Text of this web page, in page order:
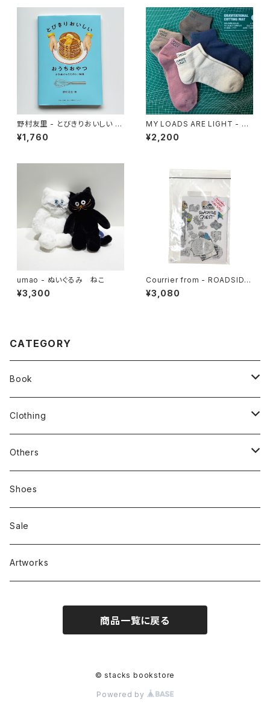
野村友里 - とびきりおいしい お
うちおやつ
¥1,760
MY LOADS ARE LIGHT - Li
ghtness Ankle Socks
¥2,200
umao - ぬいぐるみ ねこ
¥3,300
Courrier from - ROADSIDE
QUEST
¥3,080
CATEGORY
Book
stacks
新刊本
Zine、Other
Clothing
Tees
Sweatshirts
Bag & Accessories
Others
Mixcd
RC SLUM / ROYALTY CLUB
雑貨
Shoes
Sale
Artworks
商品一覧に戻る
© stacks bookstore
Powered by